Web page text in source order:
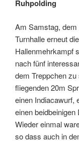
Ruhpolding
Am Samstag, dem
Turnhalle erneut
Hallenmehrkampf
nach fünf
dem Treppchen
fliegenden 20m
einen Indiacawurf,
einen
Wieder einmal
so dass auch in